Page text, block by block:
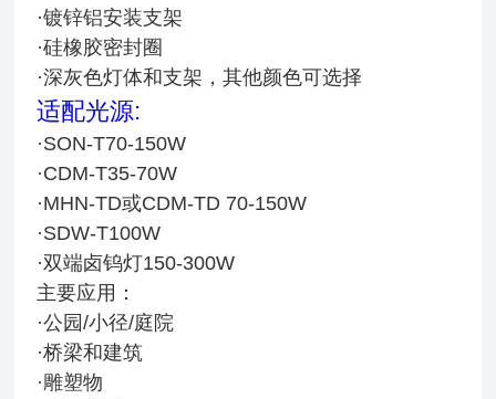
·镀锌铝安装支架
·硅橡胶密封圈
·深灰色灯体和支架，其他颜色可选择
适配光源:
·SON-T70-150W
·CDM-T35-70W
·MHN-TD或CDM-TD 70-150W
·SDW-T100W
·双端卤钨灯150-300W
主要应用：
·公园/小径/庭院
·桥梁和建筑
·雕塑物